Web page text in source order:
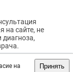
на
Принять
на сайте, не